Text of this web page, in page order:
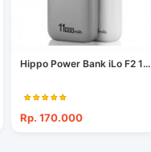
Hippo Power Bank iLo F2 1...
Rp. 170.000